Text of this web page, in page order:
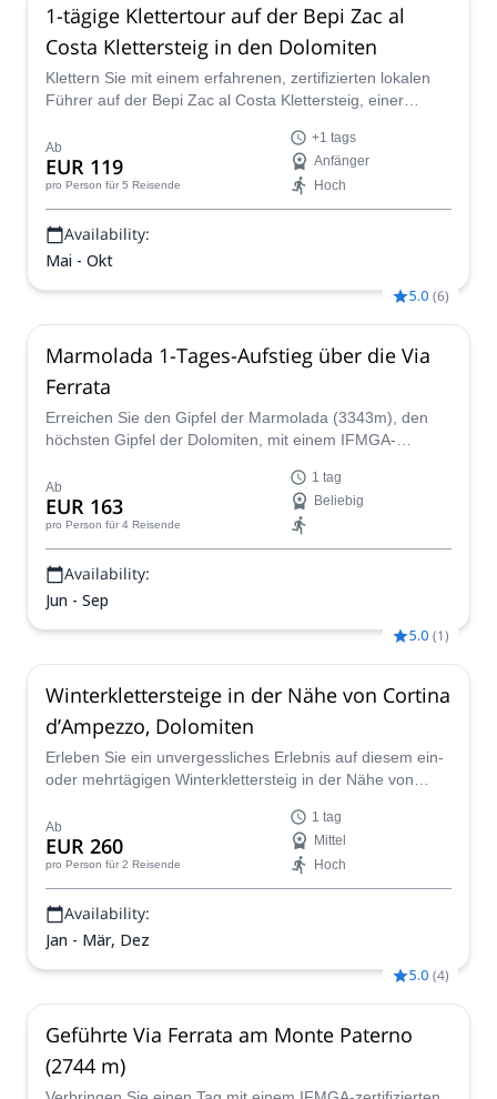
1-tägige Klettertour auf der Bepi Zac al
Costa Klettersteig in den Dolomiten
Klettern Sie mit einem erfahrenen, zertifizierten lokalen
Führer auf der Bepi Zac al Costa Klettersteig, einer
atemberaubender Dolomitenlandschaft verbindet.
Ab
EUR 119
pro Person für 5 Reisende
+1 tags
Anfänger
Hoch
Availability:
Mai - Okt
5.0 (6)
Marmolada 1-Tages-Aufstieg über die Via
Ferrata
Erreichen Sie den Gipfel der Marmolada (3343m), den
höchsten Gipfel der Dolomiten, mit einem IFMGA-
den Gipfel zu erreichen!
Ab
EUR 163
pro Person für 4 Reisende
1 tag
Beliebig
Availability:
Jun - Sep
5.0 (1)
Winterklettersteige in der Nähe von Cortina
d’Ampezzo, Dolomiten
Erleben Sie ein unvergessliches Erlebnis auf diesem ein-
oder mehrtägigen Winterklettersteig in der Nähe von
zertifizierten Führer der Gruppo Guide Alpine Cortina.
Ab
EUR 260
pro Person für 2 Reisende
1 tag
Mittel
Hoch
Availability:
Jan - Mär, Dez
5.0 (4)
Geführte Via Ferrata am Monte Paterno
(2744 m)